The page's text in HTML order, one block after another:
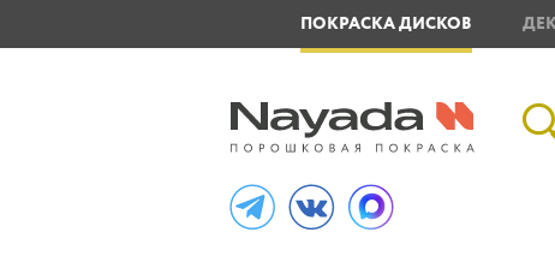
ПОКРАСКА ДИСКОВ